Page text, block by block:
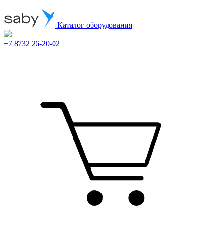
Каталог оборудования
+7 8732 26-20-02